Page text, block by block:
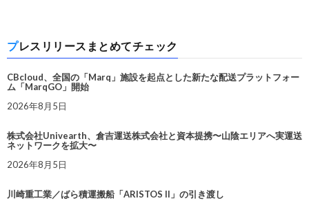
プレスリリースまとめてチェック
CBcloud、全国の「Marq」施設を起点とした新たな配送プラットフォー
ム「MarqGO」開始
2026年8月5日
株式会社Univearth、倉吉運送株式会社と資本提携〜山陰エリアへ実運送
ネットワークを拡大〜
2026年8月5日
川崎重工業／ばら積運搬船「ARISTOS II」の引き渡し